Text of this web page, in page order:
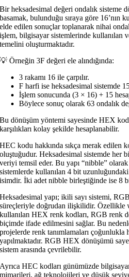
Bir heksadesimal değeri ondalık sisteme
basamak, bulunduğu sıraya göre 16’nın
elde edilen sonuçlar toplanarak nihai
işlem, bilgisayar sistemlerinde kullanılan
temelini oluşturmaktadır.
💡 Örneğin 3F değeri ele alındığında:
3 rakamı 16 ile çarpılır.
F harfi ise heksadesimal sistemde
İşlem sonucunda (3 × 16) + 15
Böylece sonuç olarak 63 ondalık
Bu dönüşüm yöntemi sayesinde HEX
karşılıkları kolay şekilde hesaplanabilir.
HEC kodu hakkında sıkça merak edilen
oluştuğudur. Heksadesimal sistemde her
veriyi temsil eder. Bu yapı “nibble”
sistemlerde kullanılan 4 bit
isimdir. İki adet nibble birleştiğinde ise 8
Heksadesimal yapı; ikili sayı sistemi,
süreçleriyle doğrudan ilişkilidir. Özellikle
kullanılan HEX renk kodları, RGB renk
biçimde ifade edilmesini sağlar. Bu
projelerde renk tanımlamaları çoğunlukla
yapılmaktadır. RGB HEX dönüşümü
sistem arasında çevrilebilir.
Ayrıca HEC kodları günümüzde
mimarileri, ağ teknolojileri ve düşük